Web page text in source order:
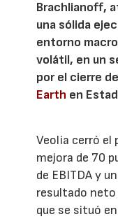
Brachlianoff,
una sólida
entorno
volátil, en un
por el cierre
Earth en
Veolia cerró el
mejora de 70
de EBITDA y
resultado neto
que se situó